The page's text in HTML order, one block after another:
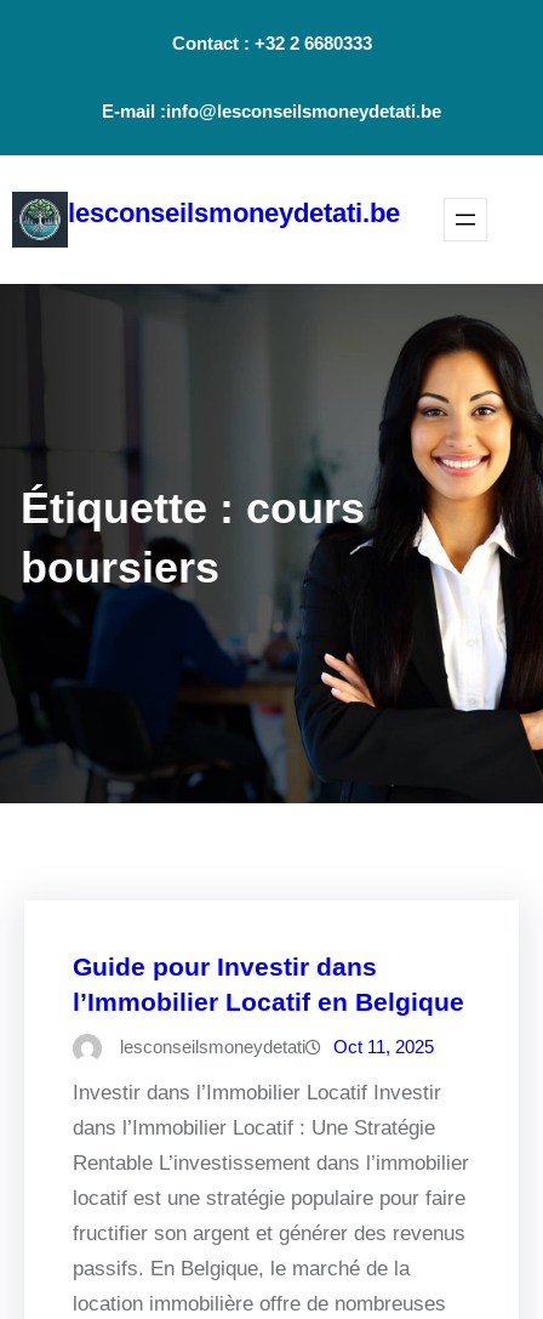
Contact : +32 2 6680333
E-mail :info@lesconseilsmoneydetati.be
lesconseilsmoneydetati.be
Étiquette : cours
boursiers
Guide pour Investir dans
l’Immobilier Locatif en Belgique
lesconseilsmoneydetati Oct 11, 2025
Investir dans l’Immobilier Locatif Investir
dans l’Immobilier Locatif : Une Stratégie
Rentable L’investissement dans l’immobilier
locatif est une stratégie populaire pour faire
fructifier son argent et générer des revenus
passifs. En Belgique, le marché de la
location immobilière offre de nombreuses